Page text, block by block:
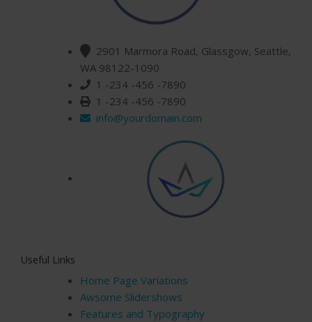
2901 Marmora Road, Glassgow, Seattle,
WA 98122-1090
1 -234 -456 -7890
1 -234 -456 -7890
info@yourdomain.com
Useful Links
Home Page Variations
Awsome Slidershows
Features and Typography